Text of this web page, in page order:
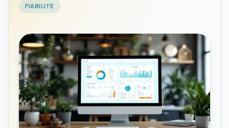
FIABILITE